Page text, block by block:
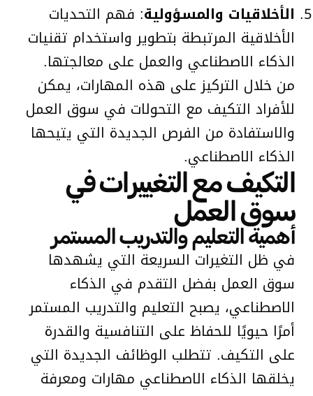
الأخلاقيات والمسؤولية: فهم التحديات
الأخلاقية المرتبطة بتطوير واستخدام تقنيات
الذكاء الاصطناعي والعمل على معالجتها.
من خلال التركيز على هذه المهارات، يمكن
للأفراد التكيف مع التحولات في سوق العمل
والاستفادة من الفرص الجديدة التي يتيحها
الذكاء الاصطناعي.
التكيف مع التغييرات في
سوق العمل
أهمية التعليم والتدريب المستمر
في ظل التغيرات السريعة التي يشهدها
سوق العمل بفضل التقدم في الذكاء
الاصطناعي، يصبح التعليم والتدريب المستمر
أمرًا حيويًا للحفاظ على التنافسية والقدرة
على التكيف. تتطلب الوظائف الجديدة التي
يخلقها الذكاء الاصطناعي مهارات ومعرفة